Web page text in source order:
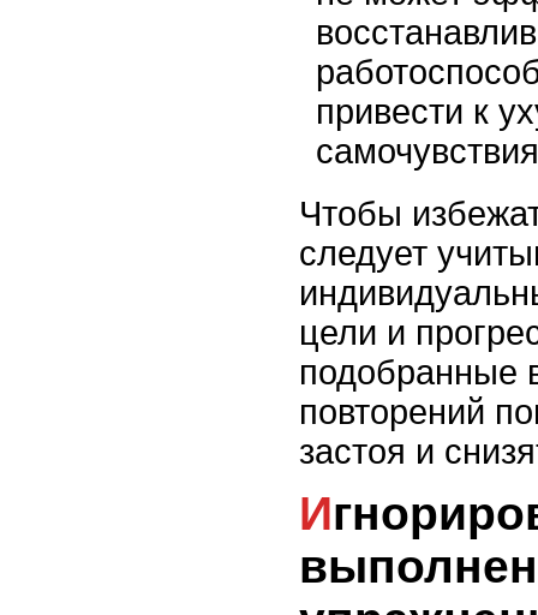
привести к
Чтобы
следует
цели и
подобранные
повторений
застоя и
Игнорирование техники